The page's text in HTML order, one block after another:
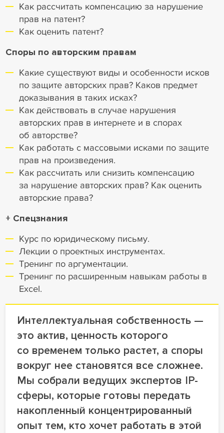
Как рассчитать компенсацию за нарушение
прав на патент?
Как оценить патент?
Споры по авторским правам
Какие существуют виды и особенности исков
по защите авторских прав? Каков предмет
доказывания в таких исках?
Как действовать в случае нарушения
авторских прав в интернете и в спорах
об авторстве?
Как работать с массовыми исками по защите
прав на произведения.
Как рассчитать или снизить компенсацию
за нарушение авторских прав? Как оценить
авторские права?
+ Спецзнания
Курс по юридическому письму.
Лекции о проектных инструментах.
Тренинг по аргументации.
Тренинг по расширенным навыкам работы в
Excel.
Интеллектуальная собственность —
это актив, ценность которого
со временем только растет, а споры
вокруг нее становятся все сложнее.
Мы собрали ведущих экспертов IP-
сферы, которые готовы передать
накопленный концентрированный
опыт тем, кто хочет работать в этой